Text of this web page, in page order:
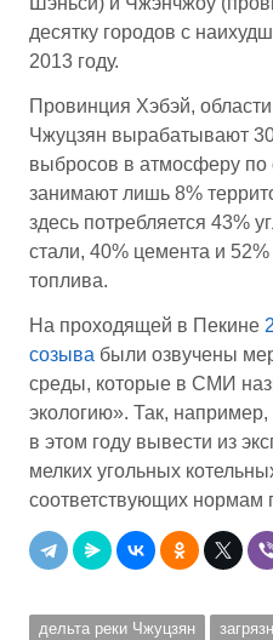
десятку городов с
2013 году.
Провинция Хэбэй,
Чжуцзян вырабатывают
выбросов в атмосферу по
занимают лишь 8%
здесь потребляется 43%
стали, 40% цемента и
топлива.
На проходящей в Пекине
созыва были озвучены
среды, которые в СМИ
экологию». Так,
в этом году вывести из
мелких угольных
соответствующих нормам
дельта реки Чжуцзян